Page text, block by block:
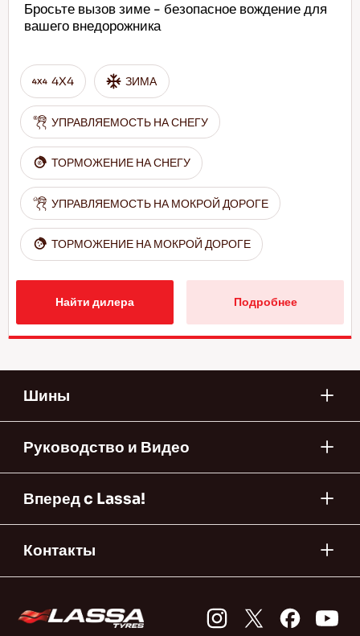
Бросьте вызов зиме - безопасное вождение для
вашего внедорожника
4X4 ЗИМА
УПРАВЛЯЕМОСТЬ НА СНЕГУ
ТОРМОЖЕНИЕ НА СНЕГУ
УПРАВЛЯЕМОСТЬ НА МОКРОЙ ДОРОГЕ
ТОРМОЖЕНИЕ НА МОКРОЙ ДОРОГЕ
Найти дилера Подробнее
Шины
Руководство и Видео
Вперед c Lassa!
Контакты